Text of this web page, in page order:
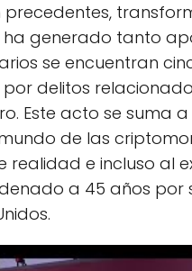
generado tanto
se encuentran
delitos
Este acto se suma
de las
realidad e incluso al
a 45 años